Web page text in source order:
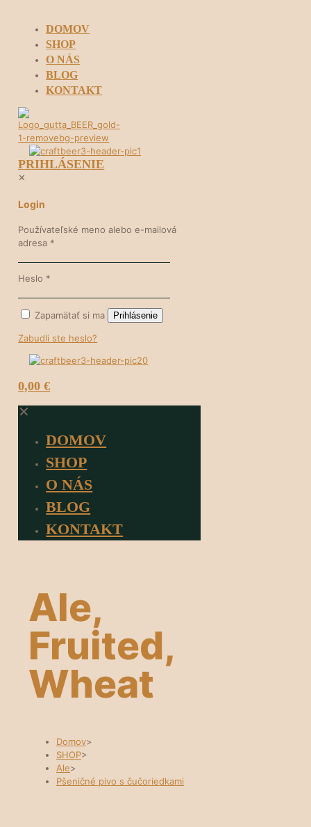
DOMOV
SHOP
O NÁS
BLOG
KONTAKT
PRIHLÁSENIE
✕
Login
Používateľské meno alebo e-mailová
adresa *
Heslo *
Zapamätať si ma Prihlásenie
Zabudli ste heslo?
0
0,00 €
✕
DOMOV
SHOP
O NÁS
BLOG
KONTAKT
Ale,
Fruited,
Wheat
Domov>
SHOP>
Ale>
Pšeničné pivo s čučoriedkami